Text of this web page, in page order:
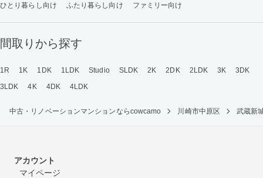
ひとり暮らし向け
ふたり暮らし向け ファミリー向け
間取りから探す
1R 1K 1DK 1LDK Studio SLDK 2K 2DK 2LDK 3K
3DK
3LDK
4K 4DK 4LDK
中古・リノベーションマンションならcowcamo 川崎市中原区 武蔵新
アカウント
マイページ